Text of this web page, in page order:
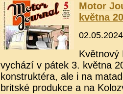
Motor
května
Květnový
vychází v pátek 3. května
konstruktéra, ale i na
britské produkce a na